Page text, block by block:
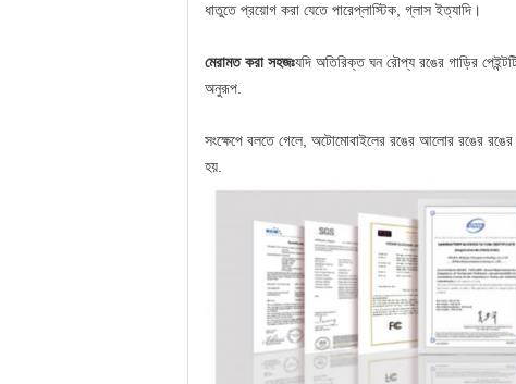
ধাতুতে প্রয়োগ করা যেতে পারেপ্লাস্টিক, গ্লাস ইত্যাদি।
মেরামত করা সহজঃযদি অতিরিক্ত ঘন রৌপ্য রঙের গাড়ির
অনুরূপ.
সংক্ষেপে বলতে গেলে, অটোমোবাইলের রঙের আলোর রঙের রঙের
হয়.